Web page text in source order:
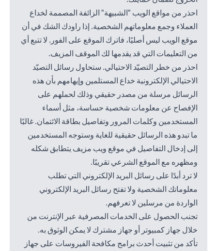
احذر من مواقع الويب "الشبيهة" الزائفة المصممة لخداع
العملاء وجمع معلوماتهم الشخصية. إذا راودك الشك في أن
موقع الويب ليس أصليًا، فاترك الموقع على الفور. لا تتبع أي
من التعليمات التي قد يقدمها لك الموقف المزيف.
احذر من خطر التصيّد الاحتيالي. ستحاول رسائل التصيّد
الاحتيالي الإلكترونية خداع المستلمين وإيهامهم بأن هذه
الرسائل مرسلة من مصدر حقيقي وذلك لحملهم على
الإفصاح عن معلومات شخصية حساسة، مثل أسماء
المستخدمين وكلمات المرور وتفاصيل بطاقة الائتمان. غالبًا
ما تبدو هذه الرسائل حقيقية للغاية وستوجه المستخدمين
إلى إدخال التفاصيل في موقع ويب مزيف يتطابق شكله
ومظهره مع الموقع الشرعي تقريبًا.
لا ترد أبدًا على رسائل البريد الإلكتروني التي تطلب
معلوماتك الشخصية ولا تفتح رسائل البريد الإلكتروني
الواردة من مرسلين لا تعرفهم.
تجنب الحصول على الخدمات المصرفية عبر الإنترنت من
خلال جهاز كمبيوتر أو جهاز مشترك لا يمكن الوثوق به.
تأكد من تثبيت أحدث برامج مكافحة الفيروسات على جهاز